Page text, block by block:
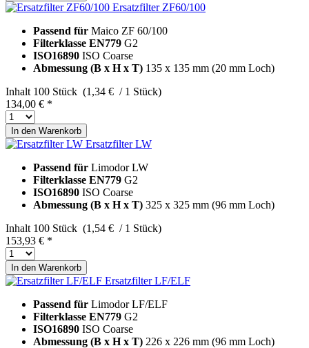
Ersatzfilter ZF60/100
Passend für Maico ZF 60/100
Filterklasse EN779 G2
ISO16890 ISO Coarse
Abmessung (B x H x T) 135 x 135 mm (20 mm Loch)
Inhalt 100 Stück (1,34 € / 1 Stück)
134,00 € *
In den Warenkorb
Ersatzfilter LW
Passend für Limodor LW
Filterklasse EN779 G2
ISO16890 ISO Coarse
Abmessung (B x H x T) 325 x 325 mm (96 mm Loch)
Inhalt 100 Stück (1,54 € / 1 Stück)
153,93 € *
In den Warenkorb
Ersatzfilter LF/ELF
Passend für Limodor LF/ELF
Filterklasse EN779 G2
ISO16890 ISO Coarse
Abmessung (B x H x T) 226 x 226 mm (96 mm Loch)